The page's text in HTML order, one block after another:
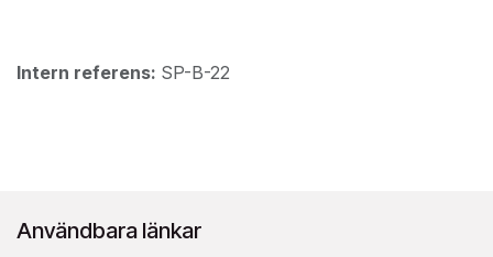
Intern referens: SP-B-22
Användbara länkar